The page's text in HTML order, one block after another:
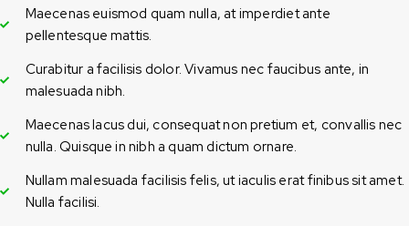
Maecenas euismod quam nulla, at imperdiet ante
pellentesque mattis.
Curabitur a facilisis dolor. Vivamus nec faucibus ante, in
malesuada nibh.
Maecenas lacus dui, consequat non pretium et, convallis nec
nulla. Quisque in nibh a quam dictum ornare.
Nullam malesuada facilisis felis, ut iaculis erat finibus sit amet.
Nulla facilisi.